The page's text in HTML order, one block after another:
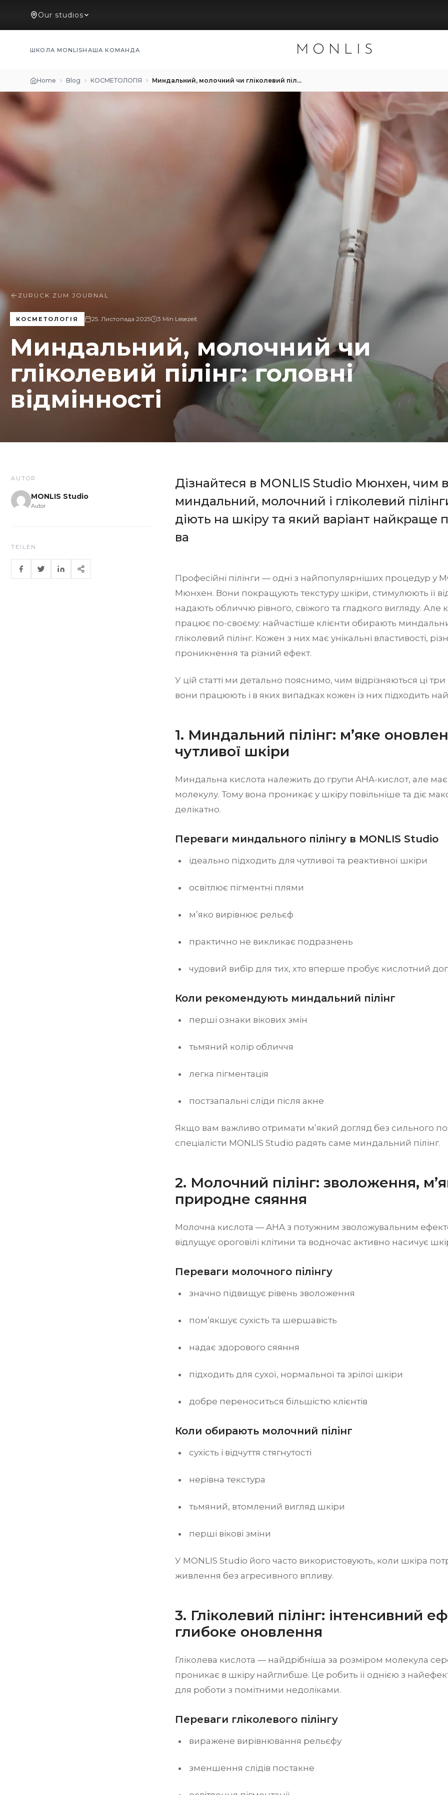
Our studios
ШКОЛА MONLISНАША КОМАНДА MONLIS
Home Blog КОСМЕТОЛОГІЯ Миндальний, молочний чи гліколевий пілінг: головні відмінності
ZURÜCK ZUM JOURNAL
КОСМЕТОЛОГІЯ 25. Листопада 2025 3 Min Lesezeit
Миндальний, молочний чи
гліколевий пілінг: головні
відмінності
AUTOR
MONLIS Studio
Autor
TEILEN
Дізнайтеся в MONLIS Studio Мюнхен, чим
миндальний, молочний і гліколевий
діють на шкіру та який варіант найкраще
ва
Професійні пілінги — одні з найпопулярніших процедур у
Мюнхен. Вони покращують текстуру шкіри, стимулюють її
надають обличчю рівного, свіжого та гладкого вигляду. Але
працює по-своєму: найчастіше клієнти обирають
гліколевий пілінг. Кожен з них має унікальні властивості,
проникнення та різний ефект.
У цій статті ми детально пояснимо, чим відрізняються ці три
вони працюють і в яких випадках кожен із них підходить
1. Миндальний пілінг: м’яке
чутливої шкіри
Миндальна кислота належить до групи AHA-кислот, але
молекулу. Тому вона проникає у шкіру повільніше та діє
делікатно.
Переваги миндального пілінгу в MONLIS Studio
ідеально підходить для чутливої та реактивної шкіри
освітлює пігментні плями
м’яко вирівнює рельєф
практично не викликає подразнень
чудовий вибір для тих, хто вперше пробує кислотний
Коли рекомендують миндальний пілінг
перші ознаки вікових змін
тьмяний колір обличчя
легка пігментація
постзапальні сліди після акне
Якщо вам важливо отримати м’який догляд без сильного
спеціалісти MONLIS Studio радять саме миндальний пілінг.
2. Молочний пілінг: зволоження,
природне сяяння
Молочна кислота — AHA з потужним зволожувальним
відлущує ороговілі клітини та водночас активно насичує
Переваги молочного пілінгу
значно підвищує рівень зволоження
пом’якшує сухість та шершавість
надає здорового сяяння
підходить для сухої, нормальної та зрілої шкіри
добре переноситься більшістю клієнтів
Коли обирають молочний пілінг
сухість і відчуття стягнутості
нерівна текстура
тьмяний, втомлений вигляд шкіри
перші вікові зміни
У MONLIS Studio його часто використовують, коли шкіра
живлення без агресивного впливу.
3. Гліколевий пілінг: інтенсивний
глибоке оновлення
Гліколева кислота — найдрібніша за розміром молекула
проникає в шкіру найглибше. Це робить її однією з
для роботи з помітними недоліками.
Переваги гліколевого пілінгу
виражене вирівнювання рельєфу
зменшення слідів постакне